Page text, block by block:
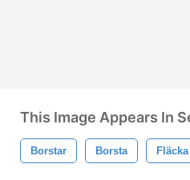
This Image Appears In
Borstar Borsta Fläcka